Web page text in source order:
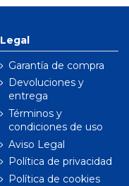
Legal
Garantía de compra
Devoluciones y
entrega
Términos y
condiciones de uso
Aviso Legal
Política de privacidad
Política de cookies